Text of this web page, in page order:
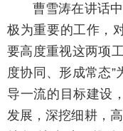
曹雪涛在讲话中
极为重要的工作，
要高度重视这两项
度协同、形成常态”
导一流的目标建设
发展，深挖细耕，